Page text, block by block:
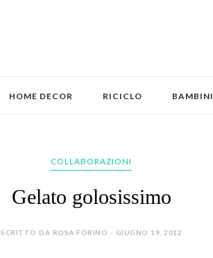
HOME DECOR RICICLO BAMBINI
COLLABORAZIONI
Gelato golosissimo
SCRITTO DA ROSA FORINO - GIUGNO 19, 2012